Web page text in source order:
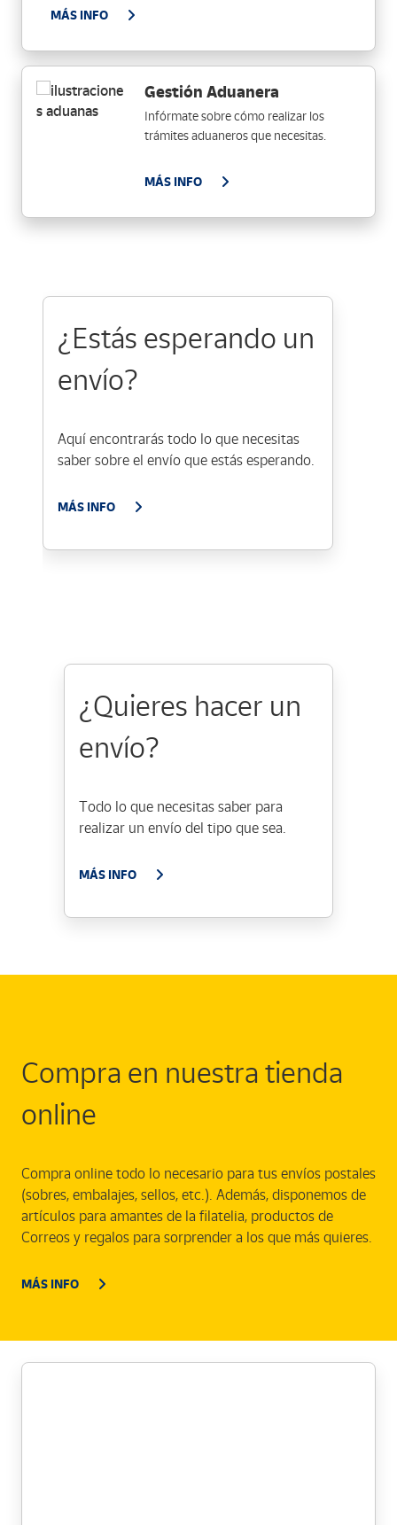
MÁS INFO
Gestión Aduanera
Infórmate sobre cómo realizar los
trámites aduaneros que necesitas.
MÁS INFO
¿Estás esperando un
envío?
Aquí encontrarás todo lo que necesitas
saber sobre el envío que estás esperando.
MÁS INFO
¿Quieres hacer un
envío?
Todo lo que necesitas saber para
realizar un envío del tipo que sea.
MÁS INFO
Compra en nuestra tienda
online
Compra online todo lo necesario para tus envíos postales
(sobres, embalajes, sellos, etc.). Además, disponemos de
artículos para amantes de la filatelia, productos de
Correos y regalos para sorprender a los que más quieres.
MÁS INFO